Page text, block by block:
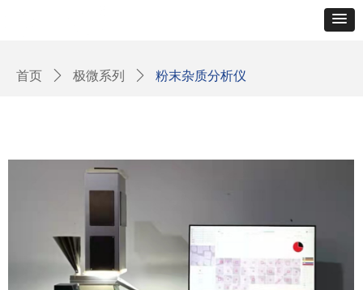
首页 ꄲ 极微系列 ꄲ 粉末杂质分析仪